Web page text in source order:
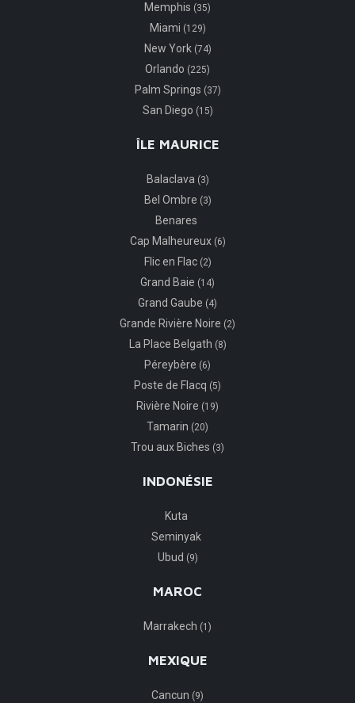
Memphis (35)
Miami (129)
New York (74)
Orlando (225)
Palm Springs (37)
San Diego (15)
ÎLE MAURICE
Balaclava (3)
Bel Ombre (3)
Benares
Cap Malheureux (6)
Flic en Flac (2)
Grand Baie (14)
Grand Gaube (4)
Grande Rivière Noire (2)
La Place Belgath (8)
Péreybère (6)
Poste de Flacq (5)
Rivière Noire (19)
Tamarin (20)
Trou aux Biches (3)
INDONÉSIE
Kuta
Seminyak
Ubud (9)
MAROC
Marrakech (1)
MEXIQUE
Cancun (9)